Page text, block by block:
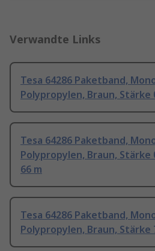
Verwandte Links
Tesa 64286 Paketband,
Polypropylen, Braun, Stärke
Tesa 64286 Paketband,
Polypropylen, Braun, Stärke
66 m
Tesa 64286 Paketband,
Polypropylen, Braun, Stärke